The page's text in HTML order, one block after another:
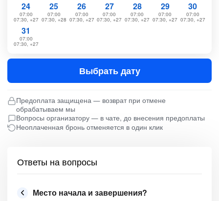
24
07:00
07:30, +27
25
07:00
07:30, +28
26
07:00
07:30, +27
27
07:00
07:30, +27
28
07:00
07:30, +27
29
07:00
07:30, +27
30
07:00
07:30, +27
31
07:00
07:30, +27
Выбрать дату
Предоплата защищена — возврат при отмене
обрабатываем мы
Вопросы организатору — в чате, до внесения предоплаты
Неоплаченная бронь отменяется в один клик
Ответы на вопросы
Место начала и завершения?